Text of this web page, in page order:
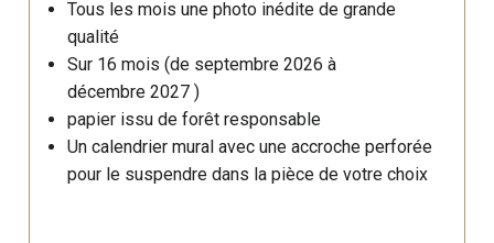
Tous les mois une photo inédite de grande
qualité
Sur 16 mois (de septembre 2026 à
décembre 2027 )
papier issu de forêt responsable
Un calendrier mural avec une accroche perforée
pour le suspendre dans la pièce de votre choix